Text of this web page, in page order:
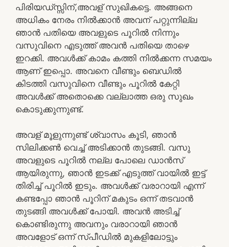
പിരിയഡ്സ്സിന്,അവള് സുഖികട്ടെ. അങ്ങനെ
അധികം നേരം നിൽക്കാൻ അവന് പറ്റുന്നില്ല
ഞാൻ പതിയെ അവളുടെ പൂറിൽ നിന്നും
വസുവിനെ എടുത്ത് അവൻ പതിയെ താഴെ
ഇറക്കി. അവൾക്ക് കാമം കത്തി നിൽക്കന്ന സമയം
ആണ് ഇപ്പൊ. അവനെ വീണ്ടും ബെഡിൽ
കിടത്തി വസുവിനെ വീണ്ടും പൂറിൽ കേറ്റി
അവൾക്ക് അതൊക്കെ വല്ലാത്ത ഒരു സുഖം
കൊടുക്കുന്നുണ്ട്.
അവള് മൂളുന്നുണ്ട് ശ്വാസം കൂടി, ഞാൻ
സിലിക്കൺ വെച്ച് അടിക്കാൻ തുടങ്ങി. വസു
അവളുടെ പൂറിൽ നല്ല പോലെ ഡാൻസ്
ആയിരുന്നു, ഞാൻ ഇടക്ക് എടുത്ത് വായിൽ ഇട്ട്
തിരിച്ച് പൂറിൽ ഇടും. അവൾക്ക് വരാറായി എന്ന്
കണ്ടപ്പോ ഞാൻ പൂറിന് മകുടം ഒന്ന് തടവാൻ
തുടങ്ങി അവൾക്ക് പോയി. അവൻ അടിച്ച്
കൊണ്ടിരുന്നു അവനും വരാറായി ഞാൻ
അവളോട് ഒന്ന് സ്പീഡിൽ മുകളിലോട്ടും